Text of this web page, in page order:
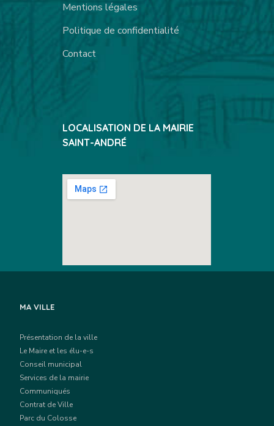
Mentions légales
Politique de confidentialité
Contact
LOCALISATION DE LA MAIRIE
SAINT-ANDRÉ
MA VILLE
Présentation de la ville
Le Maire et les élu-e-s
Conseil municipal
Services de la mairie
Communiqués
Contrat de Ville
Parc du Colosse